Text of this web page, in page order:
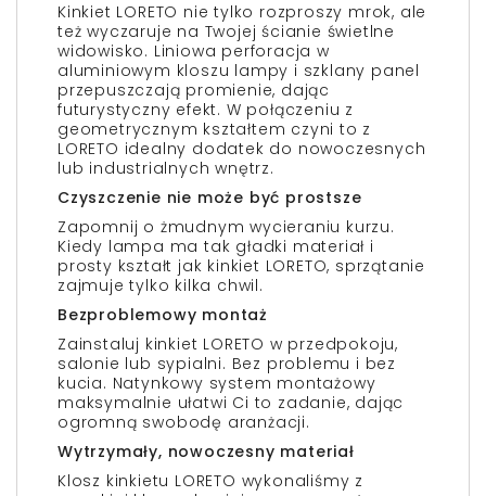
Kinkiet LORETO nie tylko rozproszy mrok, ale
też wyczaruje na Twojej ścianie świetlne
widowisko. Liniowa perforacja w
aluminiowym kloszu lampy i szklany panel
przepuszczają promienie, dając
futurystyczny efekt. W połączeniu z
geometrycznym kształtem czyni to z
LORETO idealny dodatek do nowoczesnych
lub industrialnych wnętrz.
Czyszczenie nie może być prostsze
Zapomnij o żmudnym wycieraniu kurzu.
Kiedy lampa ma tak gładki materiał i
prosty kształt jak kinkiet LORETO, sprzątanie
zajmuje tylko kilka chwil.
Bezproblemowy montaż
Zainstaluj kinkiet LORETO w przedpokoju,
salonie lub sypialni. Bez problemu i bez
kucia. Natynkowy system montażowy
maksymalnie ułatwi Ci to zadanie, dając
ogromną swobodę aranżacji.
Wytrzymały, nowoczesny materiał
Klosz kinkietu LORETO wykonaliśmy z